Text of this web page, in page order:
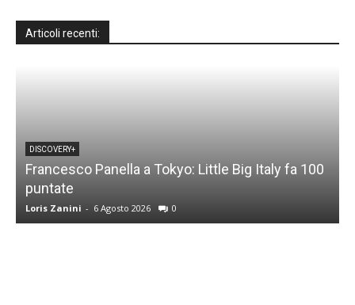
Articoli recenti:
DISCOVERY+
Francesco Panella a Tokyo: Little Big Italy fa 100
puntate
Loris Zanini - 6 Agosto 2026 0